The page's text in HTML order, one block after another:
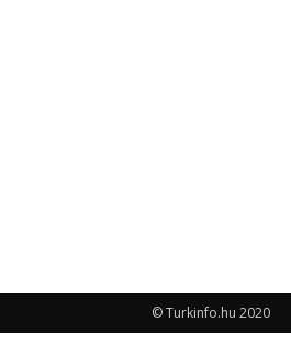
© Turkinfo.hu 2020